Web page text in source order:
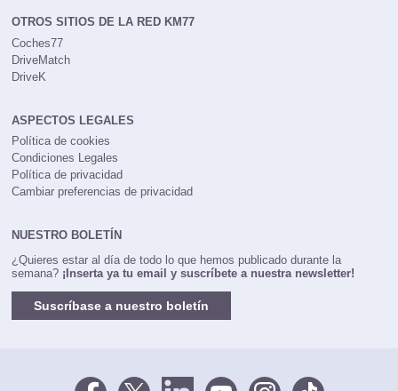
OTROS SITIOS DE LA RED KM77
Coches77
DriveMatch
DriveK
ASPECTOS LEGALES
Política de cookies
Condiciones Legales
Política de privacidad
Cambiar preferencias de privacidad
NUESTRO BOLETÍN
¿Quieres estar al día de todo lo que hemos publicado durante la
semana? ¡Inserta ya tu email y suscríbete a nuestra newsletter!
Suscríbase a nuestro boletín